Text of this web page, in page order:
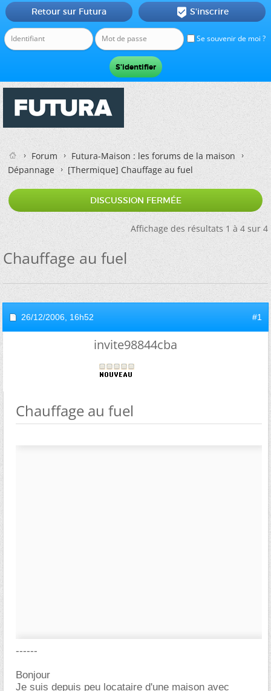
Se souvenir de moi ?
Retour sur Futura  S'inscrire
Forum
Futura-Maison : les forums de la maison
Dépannage
[Thermique]Chauffage au fuel
DISCUSSION FERMÉE
Affichage des résultats 1 à 4 sur 4
Chauffage au fuel
26/12/2006, 16h52 #1
invite98844cba
Chauffage au fuel
------
Bonjour
Je suis depuis peu locataire d'une maison avec